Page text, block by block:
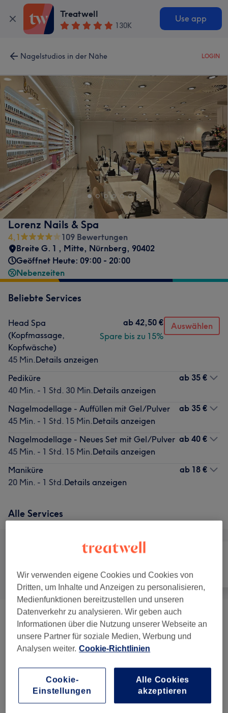
Treatwell
130K
Use app
Nagelstudios in der Nähe LOGIN
Lorenz Nails & Spa
4,1
109 Bewertungen
Breite G. 1 , Mitte, Nürnberg, 90402
Geöffnet Heute: 09:00 - 20:00
Nebenzeiten
Beliebte Services
Head Spa
(Kopfmassage,
Kopfwäsche)
45 Min.Details anzeigen
ab 42,50 €
Spare bis zu 15%
Auswählen
Pediküre
40 Min. - 1 Std. 30 Min.Details anzeigen
ab 35 €
Nagelmodellage - Auffüllen mit Gel/Pulver
45 Min. - 1 Std. 15 Min.Details anzeigen
ab 35 €
Nagelmodellage - Neues Set mit Gel/Pulver
45 Min. - 1 Std. 15 Min.Details anzeigen
ab 40 €
Maniküre
20 Min. - 1 Std.Details anzeigen
ab 18 €
Alle Services
Alle Nägel
Nagelmodellage (3) ab 18 €
Maniküre & Pediküre (6)
Massagen (1) ab 42,50 €
Unsere Arbeit
Wir verwenden eigene Cookies und Cookies von
Dritten, um Inhalte und Anzeigen zu personalisieren,
Medienfunktionen bereitzustellen und unseren
Datenverkehr zu analysieren. Wir geben auch
Informationen über die Nutzung unserer Webseite an
unsere Partner für soziale Medien, Werbung und
Analysen weiter. Cookie-Richtlinien
Cookie-
Einstellungen
Alle Cookies
akzeptieren